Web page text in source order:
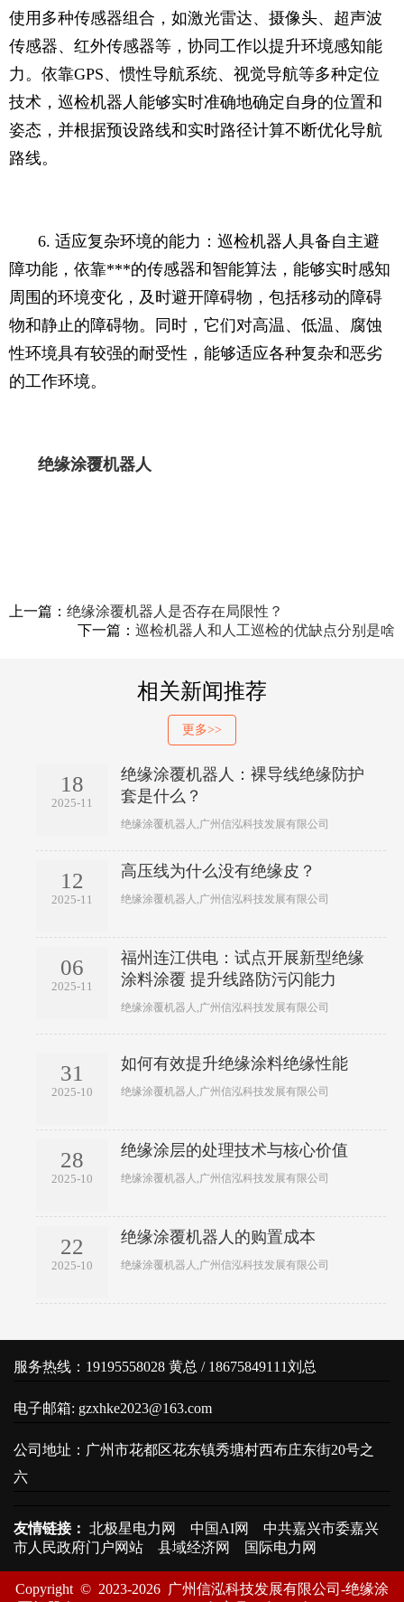
使用多种传感器组合，如激光雷达、摄像头、超声波
传感器、红外传感器等，协同工作以提升环境感知能
力。依靠GPS、惯性导航系统、视觉导航等多种定位
技术，巡检机器人能够实时准确地确定自身的位置和
姿态，并根据预设路线和实时路径计算不断优化导航
路线。
6. 适应复杂环境的能力：巡检机器人具备自主避
障功能，依靠***的传感器和智能算法，能够实时感知
周围的环境变化，及时避开障碍物，包括移动的障碍
物和静止的障碍物。同时，它们对高温、低温、腐蚀
性环境具有较强的耐受性，能够适应各种复杂和恶劣
的工作环境。
绝缘涂覆机器人
上一篇： 绝缘涂覆机器人是否存在局限性？
下一篇： 巡检机器人和人工巡检的优缺点分别是啥
相关新闻推荐
更多>>
18
2025-11
绝缘涂覆机器人：裸导线绝缘防护
套是什么？
绝缘涂覆机器人,广州信泓科技发展有限公司
12
2025-11
高压线为什么没有绝缘皮？
绝缘涂覆机器人,广州信泓科技发展有限公司
06
2025-11
福州连江供电：试点开展新型绝缘
涂料涂覆 提升线路防污闪能力
绝缘涂覆机器人,广州信泓科技发展有限公司
31
2025-10
如何有效提升绝缘涂料绝缘性能
绝缘涂覆机器人,广州信泓科技发展有限公司
28
2025-10
绝缘涂层的处理技术与核心价值
绝缘涂覆机器人,广州信泓科技发展有限公司
22
2025-10
绝缘涂覆机器人的购置成本
绝缘涂覆机器人,广州信泓科技发展有限公司
服务热线：19195558028 黄总 / 18675849111刘总
电子邮箱: gzxhke2023@163.com
公司地址：广州市花都区花东镇秀塘村西布庄东街20号之
六
友情链接： 北极星电力网 中国AI网
中共嘉兴市委嘉兴
市人民政府门户网站
县域经济网 国际电力网
Copyright © 2023-2026 广州信泓科技发展有限公司-绝缘涂